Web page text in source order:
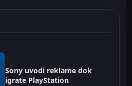
Sony uvodi reklame dok
igrate PlayStation